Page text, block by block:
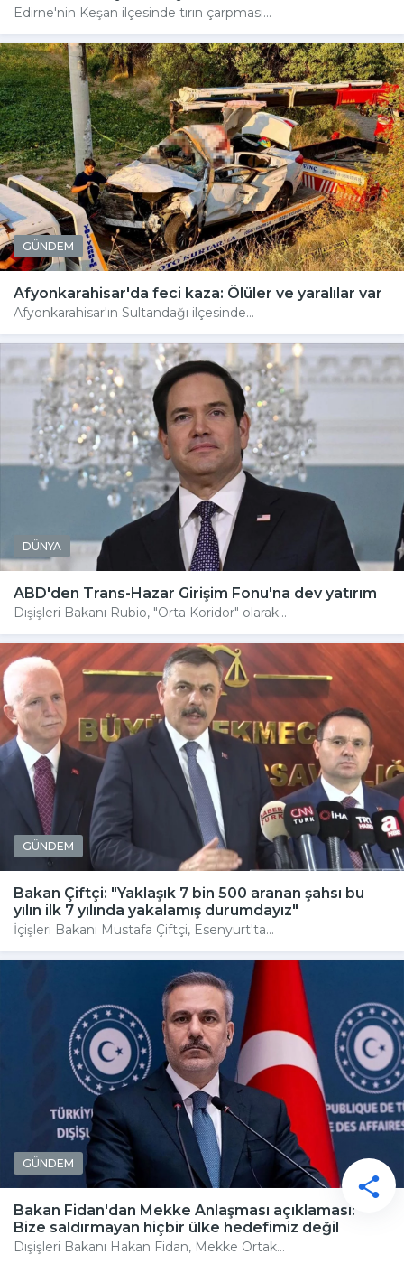
Edirne'nin Keşan ilçesinde tırın çarpması...
GÜNDEM
Afyonkarahisar'da feci kaza: Ölüler ve yaralılar var
Afyonkarahisar'ın Sultandağı ilçesinde...
DÜNYA
ABD'den Trans-Hazar Girişim Fonu'na dev yatırım
Dışişleri Bakanı Rubio, "Orta Koridor" olarak...
GÜNDEM
Bakan Çiftçi: "Yaklaşık 7 bin 500 aranan şahsı bu
yılın ilk 7 yılında yakalamış durumdayız"
İçişleri Bakanı Mustafa Çiftçi, Esenyurt'ta...
GÜNDEM
Bakan Fidan'dan Mekke Anlaşması açıklaması:
Bize saldırmayan hiçbir ülke hedefimiz değil
Dışişleri Bakanı Hakan Fidan, Mekke Ortak...